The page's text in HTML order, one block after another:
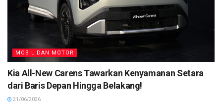
MOBIL DAN MOTOR
Kia All-New Carens Tawarkan Kenyamanan Setara
dari Baris Depan Hingga Belakang!
21/06/2026